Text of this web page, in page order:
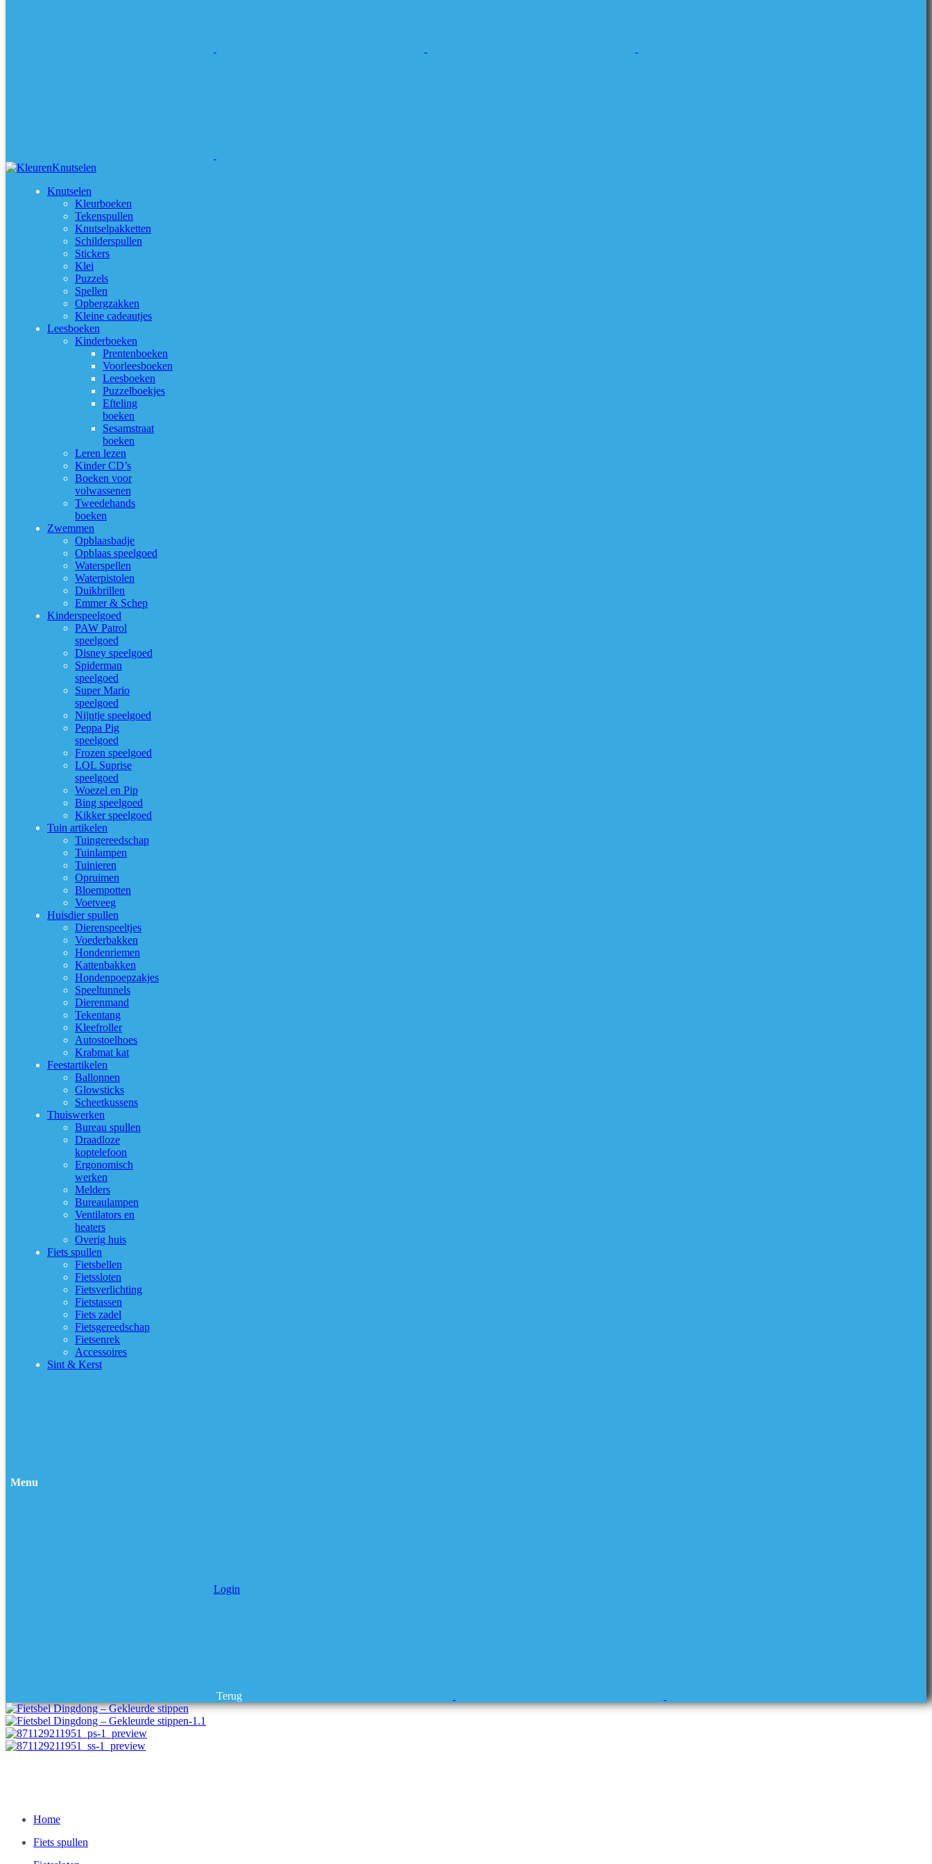
Knutselen
Kleurboeken
Tekenspullen
Knutselpakketten
Schilderspullen
Stickers
Klei
Puzzels
Spellen
Opbergzakken
Kleine cadeautjes
Leesboeken
Kinderboeken
Prentenboeken
Voorleesboeken
Leesboeken
Puzzelboekjes
Efteling
boeken
Sesamstraat
boeken
Leren lezen
Kinder CD’s
Boeken voor
volwassenen
Tweedehands
boeken
Zwemmen
Opblaasbadje
Opblaas speelgoed
Waterspellen
Waterpistolen
Duikbrillen
Emmer & Schep
Kinderspeelgoed
PAW Patrol
speelgoed
Disney speelgoed
Spiderman
speelgoed
Super Mario
speelgoed
Nijntje speelgoed
Peppa Pig
speelgoed
Frozen speelgoed
LOL Suprise
speelgoed
Woezel en Pip
Bing speelgoed
Kikker speelgoed
Tuin artikelen
Tuingereedschap
Tuinlampen
Tuinieren
Opruimen
Bloempotten
Voetveeg
Huisdier spullen
Dierenspeeltjes
Voederbakken
Hondenriemen
Kattenbakken
Hondenpoepzakjes
Speeltunnels
Dierenmand
Tekentang
Kleefroller
Autostoelhoes
Krabmat kat
Feestartikelen
Ballonnen
Glowsticks
Scheetkussens
Thuiswerken
Bureau spullen
Draadloze
koptelefoon
Ergonomisch
werken
Melders
Bureaulampen
Ventilators en
heaters
Overig huis
Fiets spullen
Fietsbellen
Fietssloten
Fietsverlichting
Fietstassen
Fiets zadel
Fietsgereedschap
Fietsenrek
Accessoires
Sint & Kerst
Menu
Login
Terug
Home
Fiets spullen